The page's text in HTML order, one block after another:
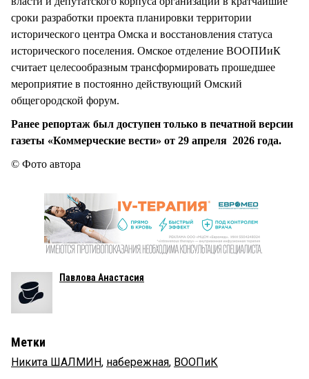
сроки разработки проекта планировки территории
исторического центра Омска и восстановления статуса
исторического поселения. Омское отделение ВООПИиК
считает целесообразным трансформировать прошедшее
мероприятие в постоянно действующий Омский
общегородской форум.
Ранее репортаж был доступен только в печатной версии
газеты «Коммерческие вести» от 29 апреля 2026 года.
© Фото автора
Павлова Анастасия
Метки
Никита ШАЛМИН, набережная, ВООПиК